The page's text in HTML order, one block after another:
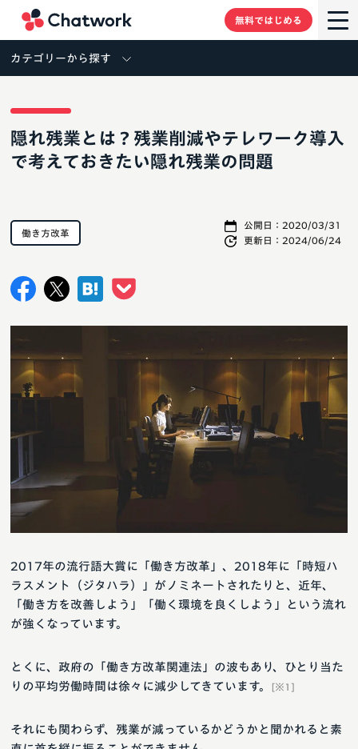
無料ではじめる
カテゴリーから探す
隠れ残業とは？残業削減やテレワーク導入
で考えておきたい隠れ残業の問題
公開日： 2020/03/31
更新日： 2024/06/24
働き方改革
それにも関わらず、残業が減っているかどうかと聞かれると素
とくに、政府の「働き方改革関連法」の波もあり、ひとり当た
りの平均労働時間は徐々に減少してきています。
[※1]
2017年の流行語大賞に「働き方改革」、2018年に「時短ハ
ラスメント（ジタハラ）」がノミネートされたりと、近年、
「働き方を改善しよう」「働く環境を良くしよう」という流れ
が強くなっています。